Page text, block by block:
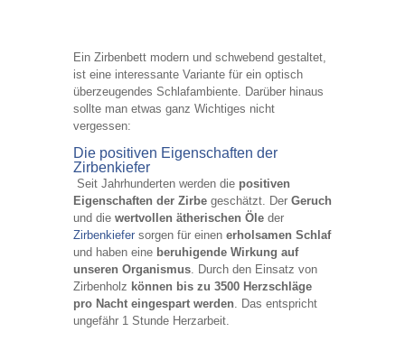
Ein Zirbenbett modern und schwebend gestaltet,
ist eine interessante Variante für ein optisch
überzeugendes Schlafambiente. Darüber hinaus
sollte man etwas ganz Wichtiges nicht
vergessen:
Die positiven Eigenschaften der
Zirbenkiefer
Seit Jahrhunderten werden die positiven
Eigenschaften der Zirbegeschätzt. Der Geruch
und die wertvollen ätherischen Öleder
Zirbenkiefersorgen für einen erholsamen Schlaf
und haben eine beruhigende Wirkung auf
unseren Organismus. Durch den Einsatz von
Zirbenholz können bis zu 3500 Herzschläge
pro Nacht eingespart werden . Das entspricht
ungefähr 1 Stunde Herzarbeit.